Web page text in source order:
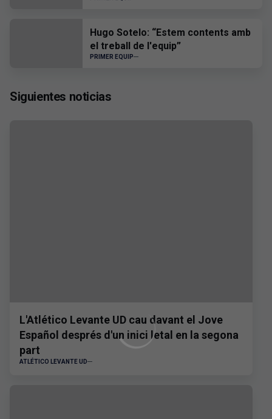
Hugo Sotelo: “Estem contents amb
el treball de l'equip”
PRIMER EQUIP
Siguientes noticias
L'Atlético Levante UD cau davant el Jove
Español després d'un inici letal en la segona
part
ATLÉTICO LEVANTE UD